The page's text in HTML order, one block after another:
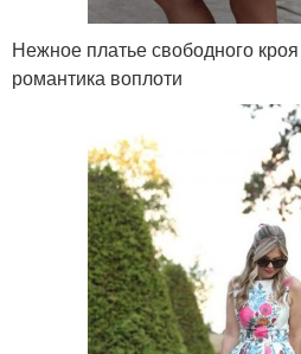
Нежное платье свободного
романтика воплоти